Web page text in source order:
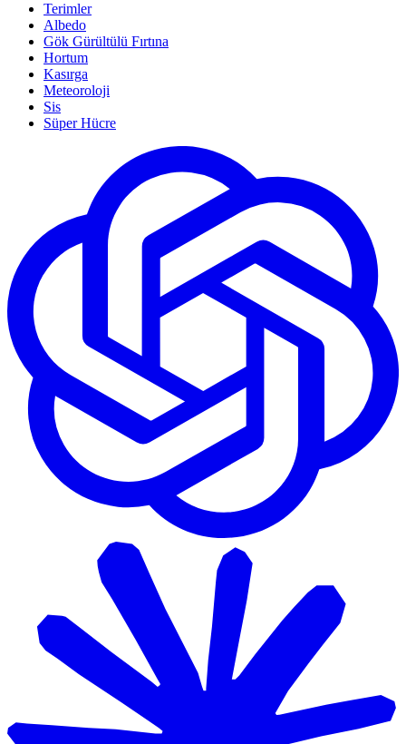
Terimler
Albedo
Gök Gürültülü Fırtına
Hortum
Kasırga
Meteoroloji
Sis
Süper Hücre